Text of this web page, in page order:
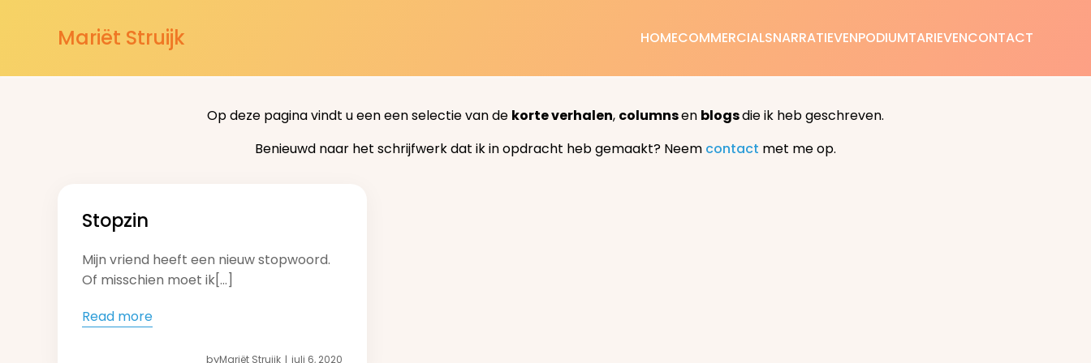
Mariët Struijk HOMECOMMERCIALSNARRATIEVENPODIUMTARIEVENCONTACT
Op deze pagina vindt u een een selectie van de korte verhalen, columnsen blogsdie ik heb geschreven.
Benieuwd naar het schrijfwerk dat ik in opdracht heb gemaakt? Neem contact met me op.
Stopzin
Mijn vriend heeft een nieuw stopwoord.
Of misschien moet ik[…]
Read more
byMariët Struijk | juli 6, 2020